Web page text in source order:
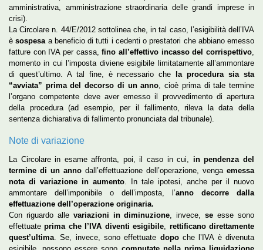
amministrativa, amministrazione straordinaria delle grandi imprese in
crisi).
La Circolare n. 44/E/2012 sottolinea che, in tal caso, l’esigibilità dell’IVA
è sospesa a beneficio di tutti i cedenti o prestatori che abbiano emesso
fatture con IVA per cassa, fino all’effettivo incasso del corrispettivo,
momento in cui l’imposta diviene esigibile limitatamente all’ammontare
di quest’ultimo. A tal fine, è necessario che
la procedura sia sta
“avviata” prima del decorso di un anno, cioè prima di tale termine
l’organo competente deve aver emesso il provvedimento di apertura
della procedura (ad esempio, per il fallimento, rileva la data della
sentenza dichiarativa di fallimento pronunciata dal tribunale).
Note di variazione
La Circolare in esame affronta, poi, il caso in cui, in pendenza del
termine di un anno dall’effettuazione dell’operazione, venga emessa
nota di variazione in aumento. In tale ipotesi, anche per il nuovo
ammontare dell’imponibile o dell’imposta, l’anno decorre dalla
effettuazione dell’operazione originaria.
Con riguardo alle variazioni in diminuzione, invece, se esse sono
effettuate prima che l’IVA diventi esigibile, rettificano direttamente
quest’ultima. Se, invece, sono effettuate dopo che l’IVA è divenuta